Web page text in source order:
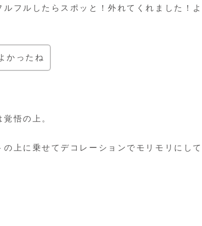
フルしたらスポッと！外れてくれました！よ
かったね
悟の上。
上に乗せてデコレーションでモリモリにして